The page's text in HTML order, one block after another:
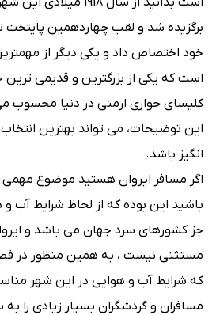
برگزیده شد و لقب چهاردهمین پایتخت
خود اختصاص داد و یکی دیگر از
است که یکی از بزرگترین و قدیمی
کلیسای حواری ارمنی در دنیا محسوب
این توضیحات، می تواند بهترین
انگیز باشد.
اگر مسافر ایروان هستید موضوع مهمی
باشید این بوده که از لحاظ شرایط آب
جز کشورهای سرد جهان می باشد و
مستثنی نیست ، به همین منظور در
که شرایط آب و هوایی در این شهر
مسافران و گردشگران بسیار زیادی را